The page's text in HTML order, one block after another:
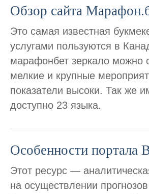
Обзор сайта
Это самая известная
услугами пользуются в
марафонбет зеркало можно
мелкие и крупные
показатели высоки. Так же
доступно 23 языка.
Особенности портала
Этот ресурс —
на осуществлении